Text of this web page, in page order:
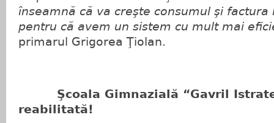
înseamnă că va creşte consumul şi
pentru că avem un sistem cu mult mai
primarul Grigorea Ţiolan.
Şcoala Gimnazială “Gavril
reabilitată!